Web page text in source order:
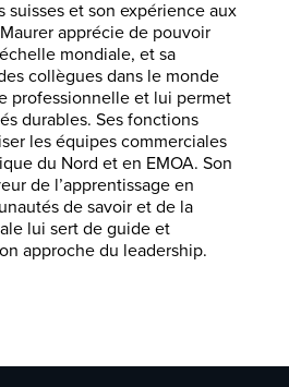
suisses et son expérience aux
apprécie de pouvoir
mondiale, et sa
collègues dans le monde
professionnelle et lui permet
durables. Ses fonctions
les équipes commerciales
du Nord et en EMOA. Son
de l’apprentissage en
de savoir et de la
lui sert de guide et
approche du leadership.